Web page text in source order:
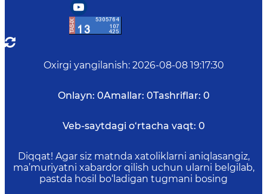
Oxirgi yangilanish: 2026-08-08 19:17:30
Onlayn: 0Amallar: 0Tashriflar: 0
Veb-saytdagi o‘rtacha vaqt: 0
Diqqat! Agar siz matnda xatoliklarni aniqlasangiz,
ma’muriyatni xabardor qilish uchun ularni belgilab,
pastda hosil bo‘ladigan tugmani bosing